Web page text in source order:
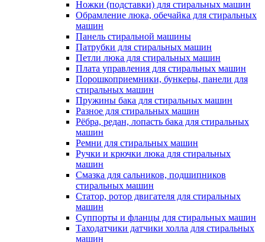
Ножки (подставки) для стиральных машин
Обрамление люка, обечайка для стиральных
машин
Панель стиральной машины
Патрубки для стиральных машин
Петли люка для стиральных машин
Плата управления для стиральных машин
Порошкоприемники, бункеры, панели для
стиральных машин
Пружины бака для стиральных машин
Разное для стиральных машин
Рёбра, редан, лопасть бака для стиральных
машин
Ремни для стиральных машин
Ручки и крючки люка для стиральных
машин
Смазка для сальников, подшипников
стиральных машин
Статор, ротор двигателя для стиральных
машин
Суппорты и фланцы для стиральных машин
Таходатчики датчики холла для стиральных
машин